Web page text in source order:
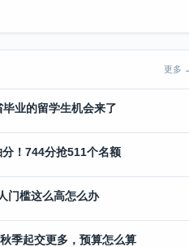
更多
业的留学生机会来了
！744分抢511个名额
门槛这么高怎么办
季起交更多，预算怎么算